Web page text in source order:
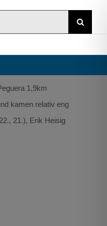
1,9km
kamen relativ eng
21.), Erik Heisig